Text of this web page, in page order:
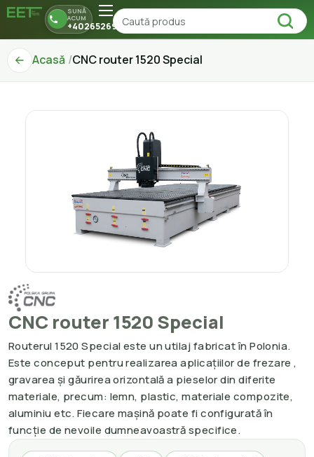
SUNĂ
ACUM
+40265269150
Acasă CNC router 1520 Special
CNC router 1520 Special
Routerul 1520 Special este un utilaj fabricat în Polonia.
Este conceput pentru realizarea aplicațiilor de frezare ,
gravarea și găurirea orizontală a pieselor din diferite
materiale, precum: lemn, plastic, materiale compozite,
aluminiu etc. Fiecare mașină poate fi configurată în
funcție de nevoile dumneavoastră specifice.